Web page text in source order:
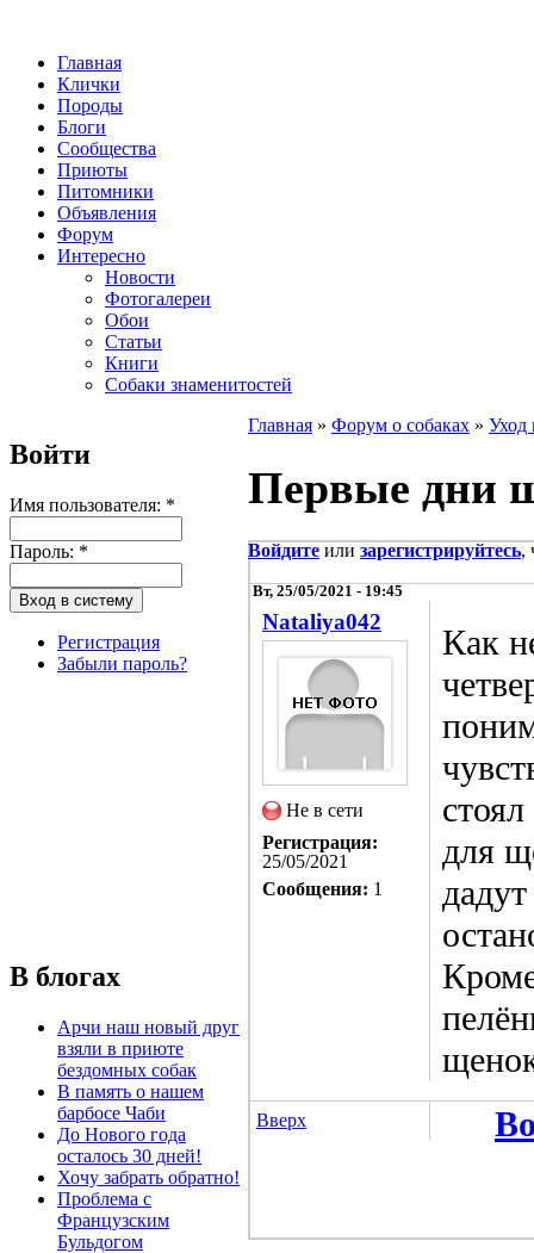
Главная
Клички
Породы
Блоги
Сообщества
Приюты
Питомники
Объявления
Форум
Интересно
Новости
Фотогалереи
Обои
Статьи
Книги
Собаки знаменитостей
Войти
Имя пользователя: *
Пароль: *
Регистрация
Забыли пароль?
В блогах
Арчи наш новый друг
взяли в приюте
бездомных собак
В память о нашем
барбосе Чаби
До Нового года
осталось 30 дней!
Хочу забрать обратно!
Проблема с
Французским
Бульдогом
Главная » Форум о собаках » Уход
Первые дни
Войдите или зарегистрируйтесь,
Вт, 25/05/2021 - 19:45
Nataliya042
Не в сети
Регистрация:
25/05/2021
Сообщения: 1
Как
для
Вверх